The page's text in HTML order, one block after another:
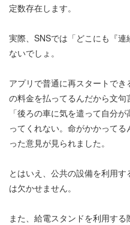
定数存在します。
実際、SNSでは「どこにも『
ないでしょ。
アプリで普通に再スタートで
の料金を払ってるんだから文句
「後ろの車に気を遣って自分
ってくれない。命がかかって
った意見が見られました。
とはいえ、公共の設備を利用
は欠かせません。
また、給電スタンドを利用す